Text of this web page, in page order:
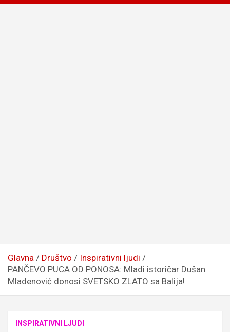
Glavna Društvo
Inspirativni ljudi
PANČEVO PUCA OD PONOSA: Mladi istoričar Dušan
Mladenović donosi SVETSKO ZLATO sa Balija!
INSPIRATIVNI LJUDI